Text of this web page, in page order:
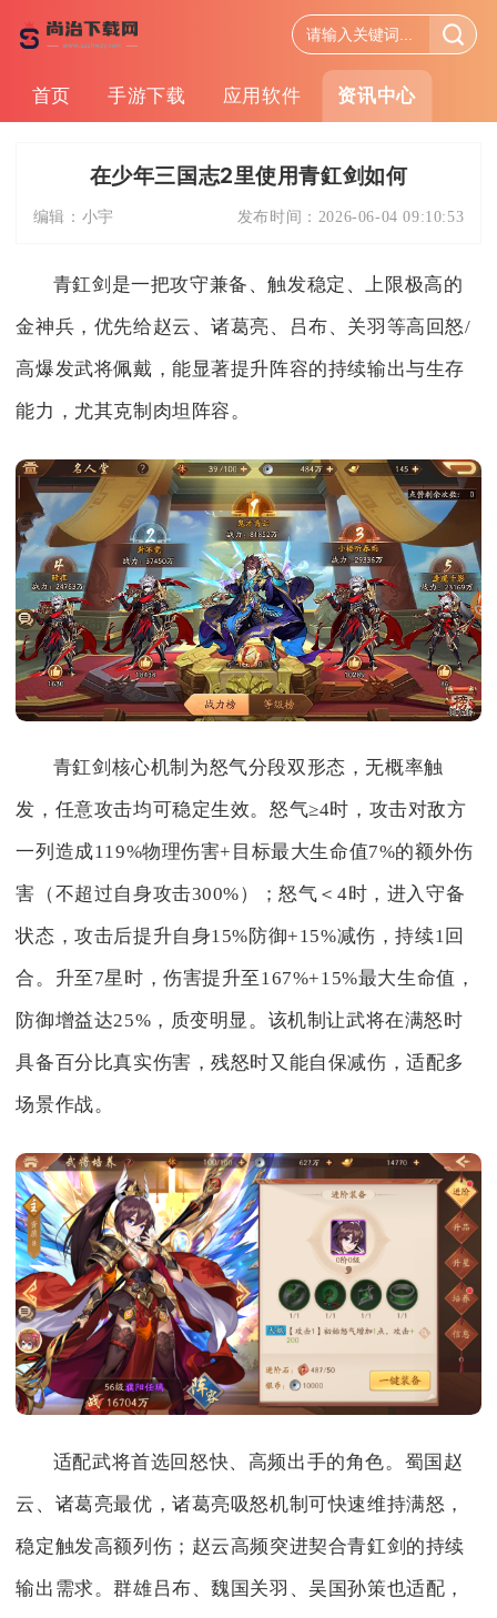
首页 手游下载 应用软件 资讯中心
在少年三国志2里使用青釭剑如何
编辑： 小宇 发布时间： 2026-06-04 09:10:53
青釭剑是一把攻守兼备、触发稳定、上限极高的
金神兵，优先给赵云、诸葛亮、吕布、关羽等高回怒/
高爆发武将佩戴，能显著提升阵容的持续输出与生存
能力，尤其克制肉坦阵容。
青釭剑核心机制为怒气分段双形态，无概率触
发，任意攻击均可稳定生效。怒气≥4时，攻击对敌方
一列造成119%物理伤害+目标最大生命值7%的额外伤
害（不超过自身攻击300%）；怒气＜4时，进入守备
状态，攻击后提升自身15%防御+15%减伤，持续1回
合。升至7星时，伤害提升至167%+15%最大生命值，
防御增益达25%，质变明显。该机制让武将在满怒时
具备百分比真实伤害，残怒时又能自保减伤，适配多
场景作战。
适配武将首选回怒快、高频出手的角色。蜀国赵
云、诸葛亮最优，诸葛亮吸怒机制可快速维持满怒，
稳定触发高额列伤；赵云高频突进契合青釭剑的持续
输出需求。群雄吕布、魏国关羽、吴国孙策也适配，